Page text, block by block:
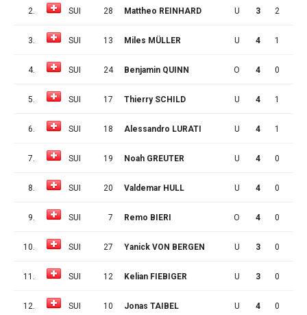
2. SUI 28 Mattheo REINHARD U 3 2
3. SUI 13 Miles MÜLLER U 4 1
4. SUI 24 Benjamin QUINN O 4 0
5. SUI 17 Thierry SCHILD U 4 1
6. SUI 18 Alessandro LURATI U 4 1
7. SUI 19 Noah GREUTER U 4 0
8. SUI 20 Valdemar HULL U 4 0
9. SUI 7 Remo BIERI O 4 0
10. SUI 27 Yanick VON BERGEN U 3 0
11. SUI 12 Kelian FIEBIGER U 3 0
12. SUI 10 Jonas TAIBEL U 4 0